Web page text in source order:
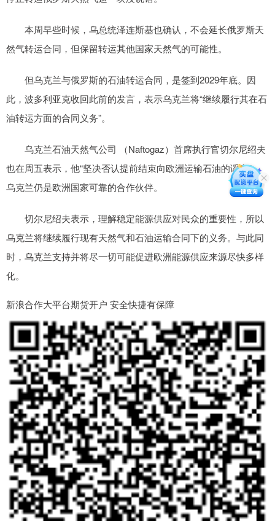
本周早些时候，乌总统泽连斯基也确认，不会延长俄罗斯天
然气转运合同，但保留转运其他国家天然气的可能性。
但乌克兰与俄罗斯的石油转运合同，是签到2029年底。因
此，波多利亚克收回此前的发言，表示乌克兰将“继续履行其在石
油转运方面的合同义务”。
乌克兰石油天然气公司 （Naftogaz）首席执行官切尔尼绍夫
也在周五表示，他“坚决否认提前结束向欧洲运输石油的谣言”，
乌克兰仍是欧洲国家可靠的合作伙伴。
切尔尼绍夫表示，理解稳定能源供应对民众的重要性，所以
乌克兰将继续履行现有天然气和石油运输合同下的义务。与此同
时，乌克兰支持并将尽一切可能促进欧洲能源供应来源尽快多样
化。
新浪合作大平台期货开户 安全快捷有保障